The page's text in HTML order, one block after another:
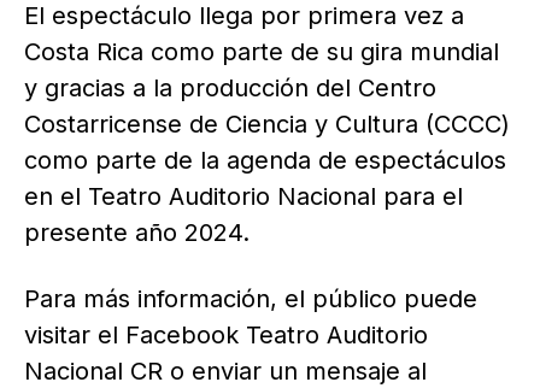
El espectáculo llega por primera vez a
Costa Rica como parte de su gira mundial
y gracias a la producción del Centro
Costarricense de Ciencia y Cultura (CCCC)
como parte de la agenda de espectáculos
en el Teatro Auditorio Nacional para el
presente año 2024.
Para más información, el público puede
visitar el Facebook Teatro Auditorio
Nacional CR o enviar un mensaje al